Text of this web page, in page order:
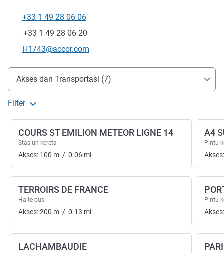
Telepon
+33 1 49 28 06 06
Fax
+33 1 49 28 06 20
Email kontak
H1743@accor.com
Akses dan Transportasi
Akses dan Transportasi (7)
Filter
COURS ST EMILION METEOR LIGNE 14
Stasiun kereta
Akses: 100 m / 0.06 mi
TERROIRS DE FRANCE
Halte bus
Akses:200 m / 0.13 mi
LACHAMBAUDIE
A4
Pintu
Pintu